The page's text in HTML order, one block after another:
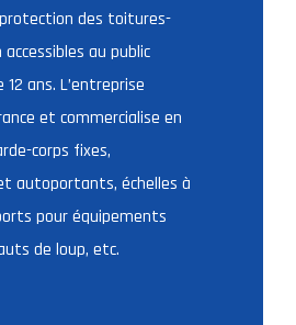
des toitures-
au public
ans. L’entreprise
et commercialise en
corps fixes,
autoportants, échelles à
pour équipements
de loup, etc.